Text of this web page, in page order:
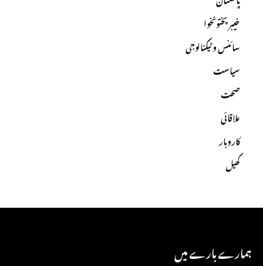
خیبرپختونخوا
سائنس و ٹیکنالوجی
سیاست
صحت
علاقائی
کاروبار
کھیل
ہمارے بارے میں